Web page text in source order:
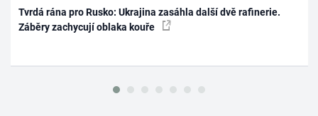
Tvrdá rána pro Rusko: Ukrajina zasáhla další dvě rafinerie.
Záběry zachycují oblaka kouře